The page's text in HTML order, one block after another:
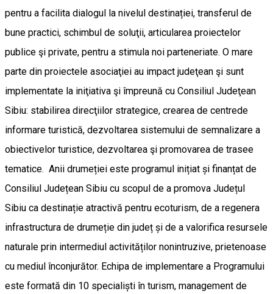
pentru a facilita dialogul la nivelul destinației, transferul de
bune practici, schimbul de soluţii, articularea proiectelor
publice şi private, pentru a stimula noi parteneriate. O mare
parte din proiectele asociaţiei au impact judeţean şi sunt
implementate la iniţiativa şi împreună cu Consiliul Judeţean
Sibiu: stabilirea direcţiilor strategice, crearea de centrede
informare turistică, dezvoltarea sistemului de semnalizare a
obiectivelor turistice, dezvoltarea şi promovarea de trasee
tematice. Anii drumeției este programul inițiat și finanțat de
Consiliul Județean Sibiu cu scopul de a promova Județul
Sibiu ca destinație atractivă pentru ecoturism, de a regenera
infrastructura de drumeție din județ și de a valorifica resursele
naturale prin intermediul activităților nonintruzive, prietenoase
cu mediul înconjurător. Echipa de implementare a Programului
este formată din 10 specialiști în turism, management de